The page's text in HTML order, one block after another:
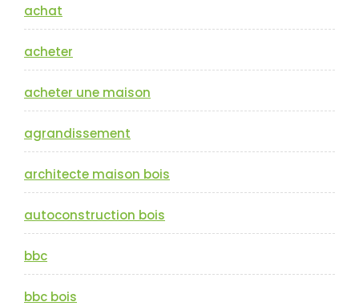
achat
acheter
acheter une maison
agrandissement
architecte maison bois
autoconstruction bois
bbc
bbc bois